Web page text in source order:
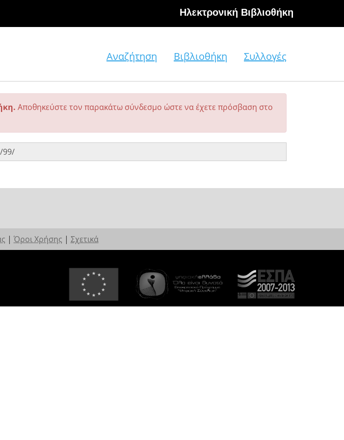
Hλεκτρονική Βιβλιοθήκη
Αναζήτηση Βιβλιοθήκη Συλλογές
Αποθηκεύστε τον παρακάτω σύνδεσμο ώστε να έχετε πρόσβαση στο
| Όροι Χρήσης | Σχετικά